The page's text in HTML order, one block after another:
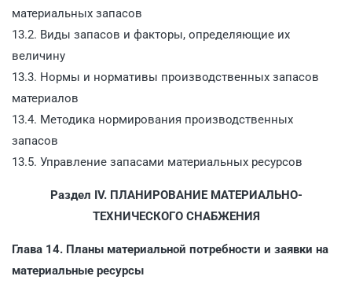
материальных запасов
13.2. Виды запасов и факторы, определяющие их
величину
13.3. Нормы и нормативы производственных запасов
материалов
13.4. Методика нормирования производственных
запасов
13.5. Управление запасами материальных ресурсов
Раздел IV. ПЛАНИРОВАНИЕ МАТЕРИАЛЬНО-
ТЕХНИЧЕСКОГО СНАБЖЕНИЯ
Глава 14. Планы материальной потребности и заявки на
материальные ресурсы